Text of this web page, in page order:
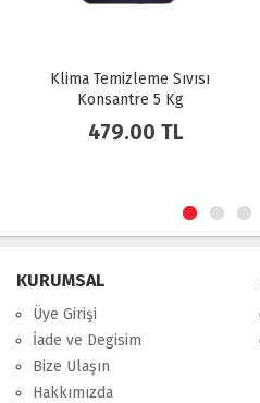
Klima Temizleme
Büyük Boy
993.60 TL
KURUMSAL
Üye Girişi
İade ve Degisim
Bize Ulaşın
Hakkımızda